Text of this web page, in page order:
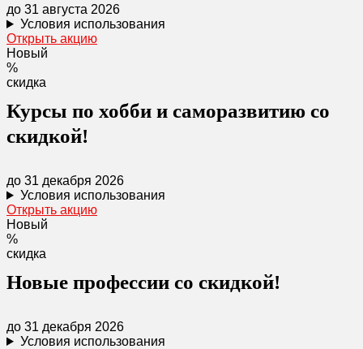
до 31 августа 2026
Условия использования
Открыть акцию
Новый
%
скидка
Курсы по хобби и саморазвитию со
скидкой!
до 31 декабря 2026
Условия использования
Открыть акцию
Новый
%
скидка
Новые профессии со скидкой!
до 31 декабря 2026
Условия использования